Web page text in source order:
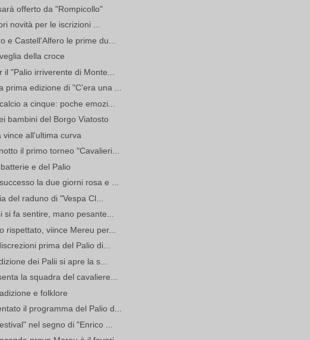
offerto da "Rompicollo"
novità per le iscrizioni ...
e Castell'Alfero le prime du...
della croce
"Palio irriverente di Monte...
prima edizione di "C'era una ...
a cinque: poche emozi...
bambini del Borgo Viatosto
vince all'ultima curva
il primo torneo "Cavalieri...
e del Palio
la due giorni rosa e ...
del raduno di "Vespa Cl...
si fa sentire, mano pesante...
rispettato, viince Mereu per...
prima del Palio di...
dei Palii si apre la s...
la squadra del cavaliere...
e folklore
il programma del Palio d...
nel segno di "Enrico ...